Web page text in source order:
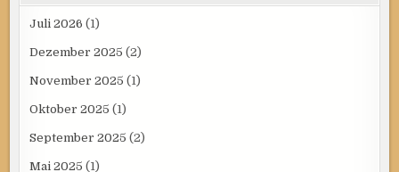
Juli 2026 (1)
Dezember 2025 (2)
November 2025 (1)
Oktober 2025 (1)
September 2025 (2)
Mai 2025 (1)